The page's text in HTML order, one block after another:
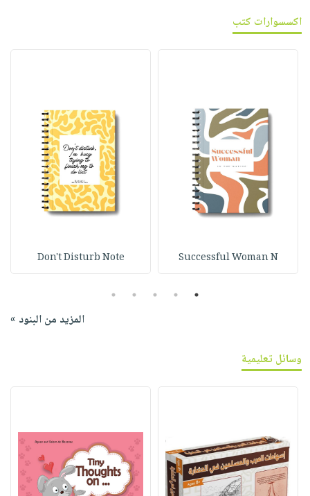
اكسسوارات كتب
Successful Woman N
Don't Disturb Note
1
2
3
4
5
المزيد من البنود »
وسائل تعليمية